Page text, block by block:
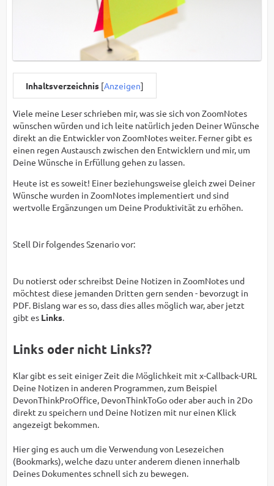
Inhaltsverzeichnis [Anzeigen]
Viele meine Leser schrieben mir, was sie sich von ZoomNotes
wünschen würden und ich leite natürlich jeden Deiner Wünsche
direkt an die Entwickler von ZoomNotes weiter. Ferner gibt es
einen regen Austausch zwischen den Entwicklern und mir, um
Deine Wünsche in Erfüllung gehen zu lassen.
Heute ist es soweit! Einer beziehungsweise gleich zwei Deiner
Wünsche wurden in ZoomNotes implementiert und sind
wertvolle Ergänzungen um Deine Produktivität zu erhöhen.
Stell Dir folgendes Szenario vor:
Du notierst oder schreibst Deine Notizen in ZoomNotes und
möchtest diese jemanden Dritten gern senden - bevorzugt in
PDF. Bislang war es so, dass dies alles möglich war, aber jetzt
gibt es Links.
Links oder nicht Links??
Klar gibt es seit einiger Zeit die Möglichkeit mit x-Callback-URL
Deine Notizen in anderen Programmen, zum Beispiel
DevonThinkProOffice, DevonThinkToGo oder aber auch in 2Do
direkt zu speichern und Deine Notizen mit nur einen Klick
angezeigt bekommen.
Hier ging es auch um die Verwendung von Lesezeichen
(Bookmarks), welche dazu unter anderem dienen innerhalb
Deines Dokumentes schnell sich zu bewegen.